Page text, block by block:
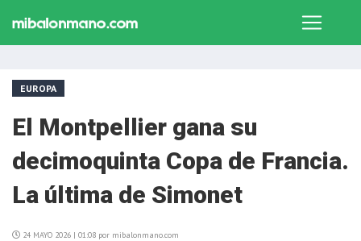
EUROPA
El Montpellier gana su
decimoquinta Copa de Francia.
La última de Simonet
24 MAYO 2026 | 01:08 por mibalonmano.com